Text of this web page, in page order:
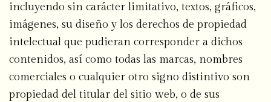
incluyendo sin carácter limitativo, textos, gráficos,
imágenes, su diseño y los derechos de propiedad
intelectual que pudieran corresponder a dichos
contenidos, así como todas las marcas, nombres
comerciales o cualquier otro signo distintivo son
propiedad del titular del sitio web, o de sus